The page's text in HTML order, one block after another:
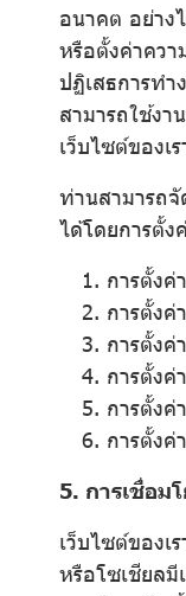
อนาคต อย่าง
หรือตั้งค่าควา
ปฏิเสธการท
สามารถใช้ง
เว็บไซต์ของเ
ท่านสามารถจั
ได้โดยการตั้ง
การตั้งค่
การตั้งค่
การตั้งค่
การตั้งค่
การตั้งค่
การตั้งค่
5. การเชื่อม
เว็บไซต์ของเ
หรือโซเชียล